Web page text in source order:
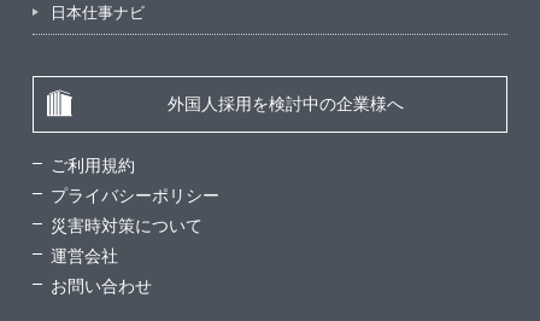
日本仕事ナビ
外国人採用を検討中の企業様へ
ご利用規約
プライバシーポリシー
災害時対策について
運営会社
お問い合わせ